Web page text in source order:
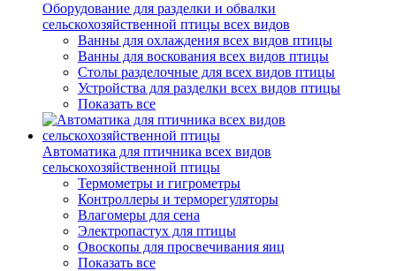
Оборудование для разделки и обвалки
сельскохозяйственной птицы всех видов
Ванны для охлаждения всех видов птицы
Ванны для воскования всех видов птицы
Столы разделочные для всех видов птицы
Устройства для разделки всех видов птицы
Показать все
Автоматика для птичника всех видов
сельскохозяйственной птицы
Термометры и гигрометры
Контроллеры и терморегуляторы
Влагомеры для сена
Электропастух для птицы
Овоскопы для просвечивания яиц
Показать все